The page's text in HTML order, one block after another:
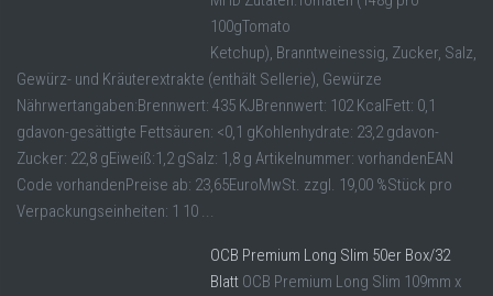
100gTomato
Ketchup), Branntweinessig, Zucker, Salz,
Gewürz- und Kräuterextrakte (enthält Sellerie), Gewürze
Nährwertangaben:Brennwert: 435 KJBrennwert: 102 KcalFett: 0,1
gdavon-gesättigte Fettsäuren: <0,1 gKohlenhydrate: 23,2 gdavon-
Zucker: 22,8 gEiweiß:1,2 gSalz: 1,8 g Artikelnummer: vorhandenEAN
Code vorhandenPreise ab: 23,65EuroMwSt. zzgl. 19,00 %Stück pro
Verpackungseinheiten: 1 10 ...
OCB Premium Long Slim 50er Box/32
Blatt OCB Premium Long Slim 109mm x